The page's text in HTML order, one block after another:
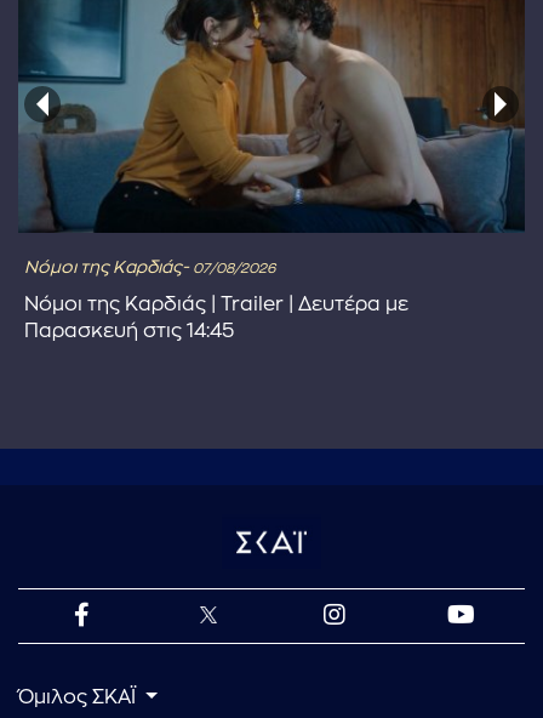
Νόμοι της Καρδιάς- 07/08/2026
Νόμοι της Καρδιάς | Trailer | Δευτέρα με
Παρασκευή στις 14:45
Όμιλος ΣΚΑΪ